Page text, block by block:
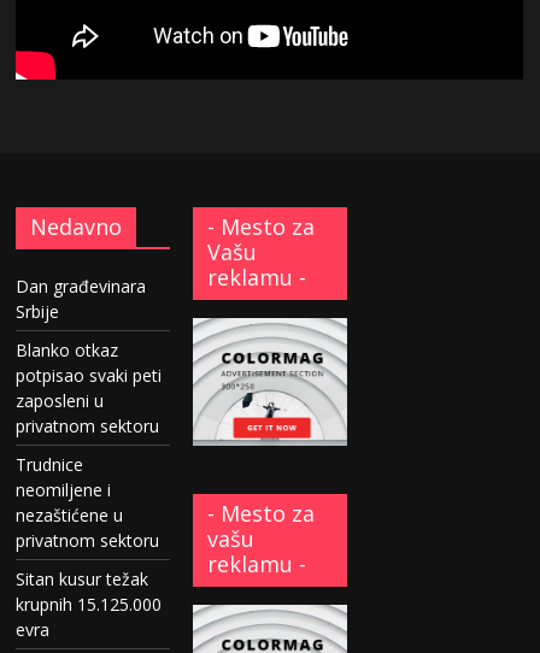
Nedavno
Dan građevinara
Srbije
Blanko otkaz
potpisao svaki peti
zaposleni u
privatnom sektoru
Trudnice
neomiljene i
nezaštićene u
privatnom sektoru
Sitan kusur težak
krupnih 15.125.000
evra
- Mesto za
Vašu
reklamu -
- Mesto za
vašu
reklamu -